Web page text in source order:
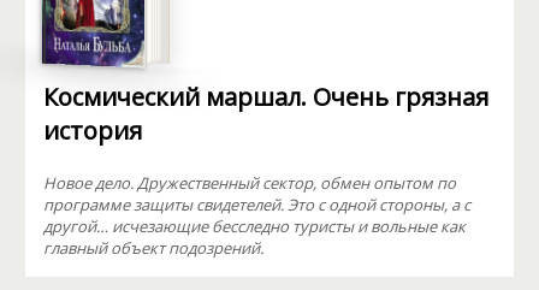
Космический маршал. Очень грязная
история
Новое дело. Дружественный сектор, обмен опытом по
программе защиты свидетелей. Это с одной стороны, а с
другой… исчезающие бесследно туристы и вольные как
главный объект подозрений.